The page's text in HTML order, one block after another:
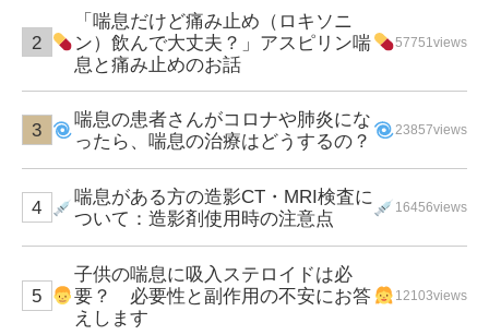
「喘息だけど痛み止め（ロキソニ
ン）飲んで大丈夫？」アスピリン喘
息と痛み止めのお話
57751views
喘息の患者さんがコロナや肺炎にな
ったら、喘息の治療はどうするの？
23857views
喘息がある方の造影CT・MRI検査に
ついて：造影剤使用時の注意点
16456views
子供の喘息に吸入ステロイドは必
要？ 必要性と副作用の不安にお答
えします
12103views